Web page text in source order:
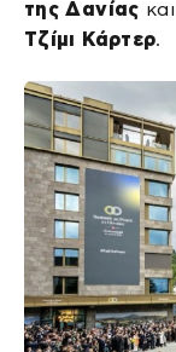
της Δανίας
Τζίμι Κάρτερ.